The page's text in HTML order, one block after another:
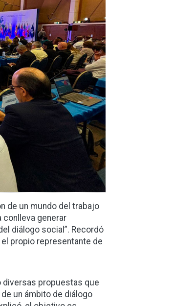
de un mundo del trabajo
conlleva generar
diálogo social”. Recordó
propio representante de
diversas propuestas que
un ámbito de diálogo